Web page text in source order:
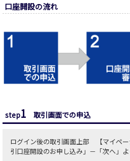
口座開設の流れ
step1 取引画面での申込
ログイン後の取引画面上部 【マイペ
引口座開設のお申し込み」－「次へ」